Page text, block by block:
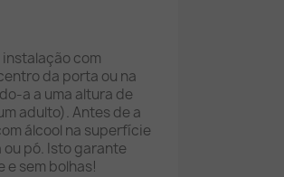
instalação com
da porta ou na
a a uma altura de
adulto). Antes de a
álcool na superfície
ou pó. Isto garante
e sem bolhas!